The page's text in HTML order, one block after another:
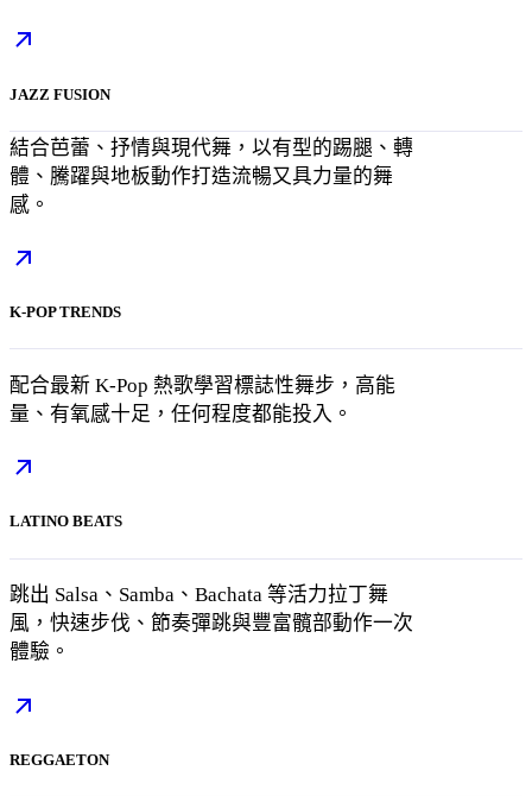
JAZZ FUSION
結合芭蕾、抒情與現代舞，以有型的踢腿、轉
體、騰躍與地板動作打造流暢又具力量的舞
感。
K-POP TRENDS
配合最新 K-Pop 熱歌學習標誌性舞步，高能
量、有氧感十足，任何程度都能投入。
LATINO BEATS
跳出 Salsa、Samba、Bachata 等活力拉丁舞
風，快速步伐、節奏彈跳與豐富髖部動作一次
體驗。
REGGAETON